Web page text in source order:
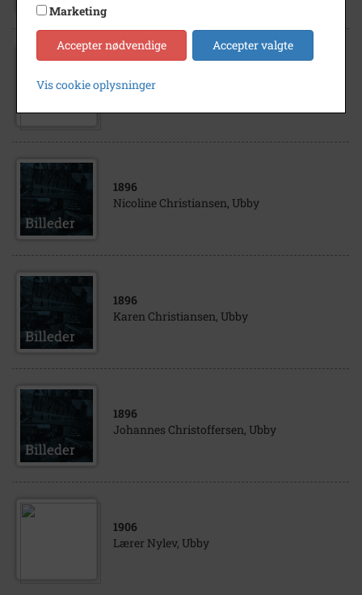
Jens Jensen, Ubby
1896
Nicoline Christiansen, Ubby
1896
Karen Christiansen, Ubby
1896
Johannes Christoffersen, Ubby
1906
Lærer Nylev, Ubby
Marketing
Accepter nødvendige Accepter valgte
Vis cookie oplysninger